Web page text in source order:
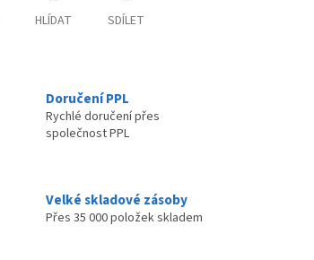
HLÍDAT SDÍLET
Doručení PPL
Rychlé doručení přes
společnost PPL
Velké skladové zásoby
Přes 35 000 položek skladem